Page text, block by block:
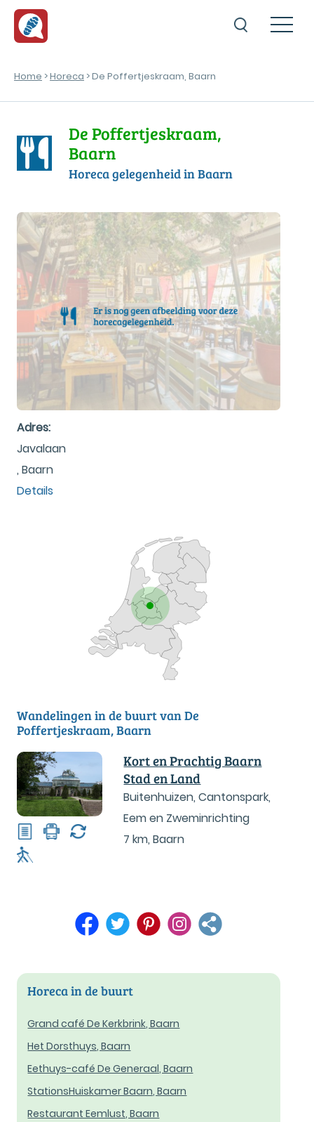
Home >Horeca > De Poffertjeskraam, Baarn
De Poffertjeskraam,
Baarn
Horeca gelegenheid in Baarn
Adres:
Javalaan
, Baarn
Details
Wandelingen in de buurt van De
Poffertjeskraam, Baarn
Kort en Prachtig Baarn
Stad en Land
Buitenhuizen, Cantonspark,
Eem en Zweminrichting
7 km,Baarn
Horeca in de buurt
Grand café De Kerkbrink, Baarn
Het Dorsthuys, Baarn
Eethuys-café De Generaal, Baarn
StationsHuiskamer Baarn, Baarn
Restaurant Eemlust, Baarn